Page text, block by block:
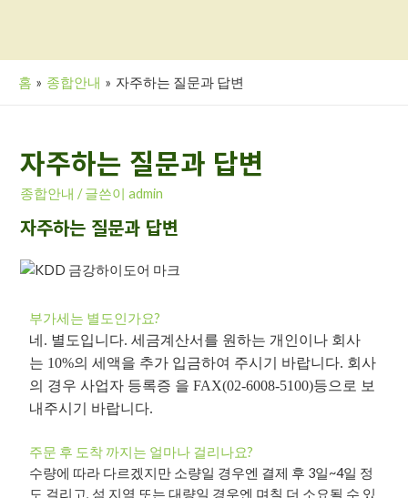
홈 종합안내 자주하는 질문과 답변
자주하는 질문과 답변
종합안내 / 글쓴이admin
자주하는 질문과 답변
부가세는 별도인가요?
네 . 별도입니다. 세금계산서를 원하는 개인이나 회사
는 10%의 세액을 추가 입금하여 주시기 바랍니다. 회사
의 경우 사업자 등록증 을 FAX(02-6008-5100)등으 로 보
내주시기 바랍니다.
주문 후 도착 까지는 얼마나 걸리나요?
수량에 따라 다르겠지만 소량일 경우엔 결제 후 3일~4일 정
도 걸리고, 섬 지역 또는 대량일 경우엔 며칠 더 소요될 수 있